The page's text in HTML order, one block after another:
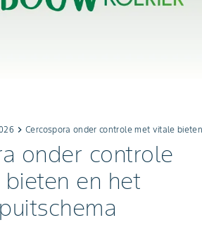
keyboard_arrow_rightCercospora onder controle met vitale
onder controle
en het